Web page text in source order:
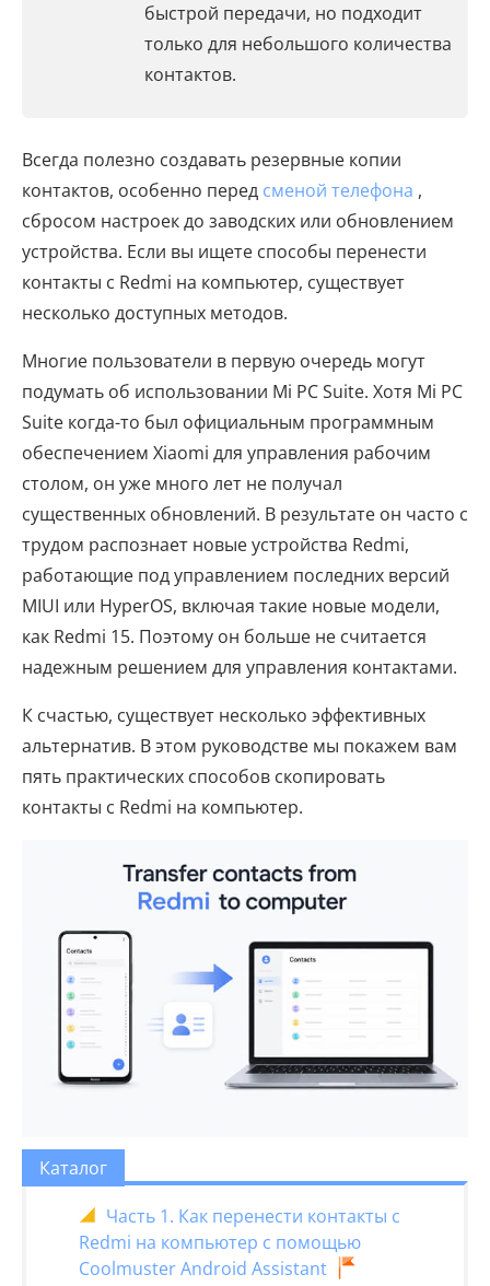
быстрой передачи, но подходит
только для небольшого количества
контактов.
Всегда полезно создавать резервные копии
контактов, особенно перед сменой телефона ,
сбросом настроек до заводских или обновлением
устройства. Если вы ищете способы перенести
контакты с Redmi на компьютер, существует
несколько доступных методов.
Многие пользователи в первую очередь могут
подумать об использовании Mi PC Suite. Хотя Mi PC
Suite когда-то был официальным программным
обеспечением Xiaomi для управления рабочим
столом, он уже много лет не получал
существенных обновлений. В результате он часто с
трудом распознает новые устройства Redmi,
работающие под управлением последних версий
MIUI или HyperOS, включая такие новые модели,
как Redmi 15. Поэтому он больше не считается
надежным решением для управления контактами.
К счастью, существует несколько эффективных
альтернатив. В этом руководстве мы покажем вам
пять практических способов скопировать
контакты с Redmi на компьютер.
Каталог
Часть 1. Как перенести контакты с
Redmi на компьютер с помощью
Coolmuster Android Assistant